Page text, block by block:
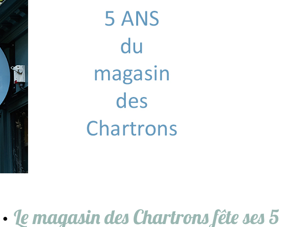
Le magasin des Chartrons fête ses 5